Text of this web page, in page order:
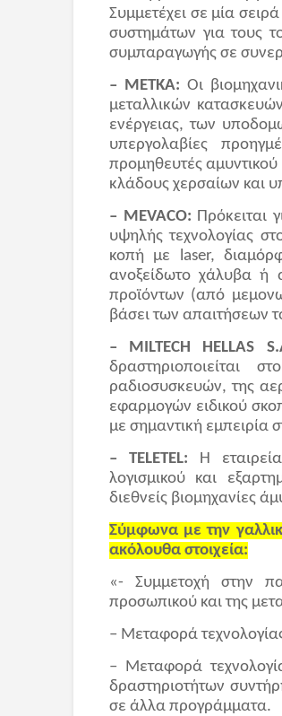
Συμμετέχει σε μία
συστημάτων για τους
συμπαραγωγής σε
– METKA: Οι
μεταλλικών
ενέργειας, των
υπεργολαβίες
προμηθευτές αμυντικού
κλάδους χερσαίων και
– MEVACO: Πρόκειται
υψηλής τεχνολογίας
κοπή με laser,
ανοξείδωτο χάλυβα ή
προϊόντων (από
βάσει των απαιτήσεων
– MILTECH HELLAS
δραστηριοποιείται
ραδιοσυσκευών, της
εφαρμογών ειδικού
με σημαντική εμπειρία
– TELETEL: Η
λογισμικού και
διεθνείς βιομηχανίες
Σύμφωνα με την
ακόλουθα στοιχεία:
«- Συμμετοχή στην
προσωπικού και της
– Μεταφορά
– Μεταφορά
δραστηριοτήτων
σε άλλα προγράμματα.